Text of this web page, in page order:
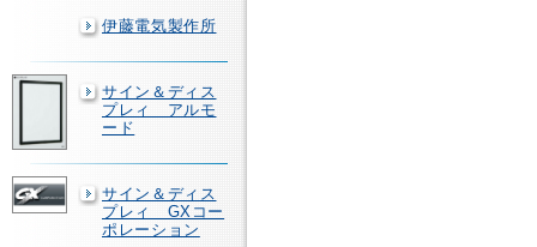
伊藤電気製作所
サイン＆ディス
プレィ アルモ
ード
サイン＆ディス
プレィ GXコー
ポレーション